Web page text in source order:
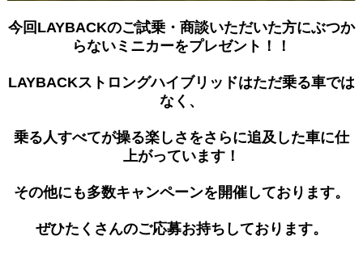
今回LAYBACKのご試乗・商談いただいた方にぶつか
らないミニカーをプレゼント！！
LAYBACKストロングハイブリッドはただ乗る車では
なく、
乗る人すべてが操る楽しさをさらに追及した車に仕
上がっています！
その他にも多数キャンペーンを開催しております。
ぜひたくさんのご応募お持ちしております。